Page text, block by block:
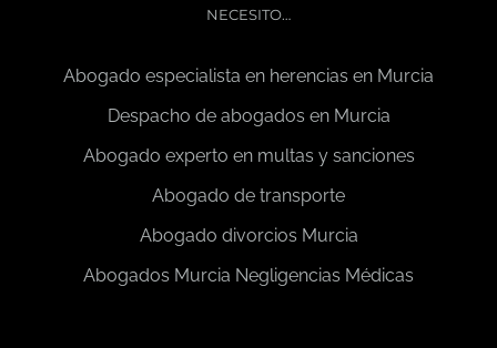
NECESITO…
Abogado especialista en herencias en Murcia
Despacho de abogados en Murcia
Abogado experto en multas y sanciones
Abogado de transporte
Abogado divorcios Murcia
Abogados Murcia Negligencias Médicas